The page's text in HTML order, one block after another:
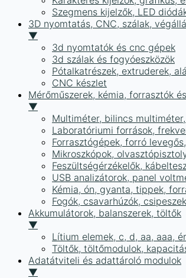
Szegmens kijelzők, LED
3D nyomtatás, CNC, szálak,
▼
3d nyomtatók és cnc gépek
3d szálak és fogyóeszközök
Pótalkatrészek, extruderek,
CNC készlet
Mérőműszerek, kémia, forrasztók
▼
Multiméter, bilincs
Laboratóriumi források,
Forrasztógépek, forró
Mikroszkópok,
Feszültségérzékelők,
USB analizátorok, panel
Kémia, ón, gyanta, tippek,
Fogók, csavarhúzók,
Akkumulátorok, balanszerek, töltők
▼
Lítium elemek, c, d, aa, aaa,
Töltők, töltőmodulok,
Adatátviteli és adattároló modulok
▼